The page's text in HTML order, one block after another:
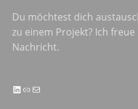
Du möchtest dich
zu einem Projekt? Ich
Nachricht.
LinkedIn
LinkE-Mail